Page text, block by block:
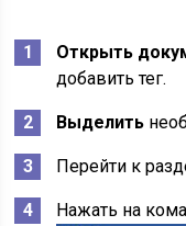
Открыть
добавить тег.
Выделить
Перейти к
Нажать на